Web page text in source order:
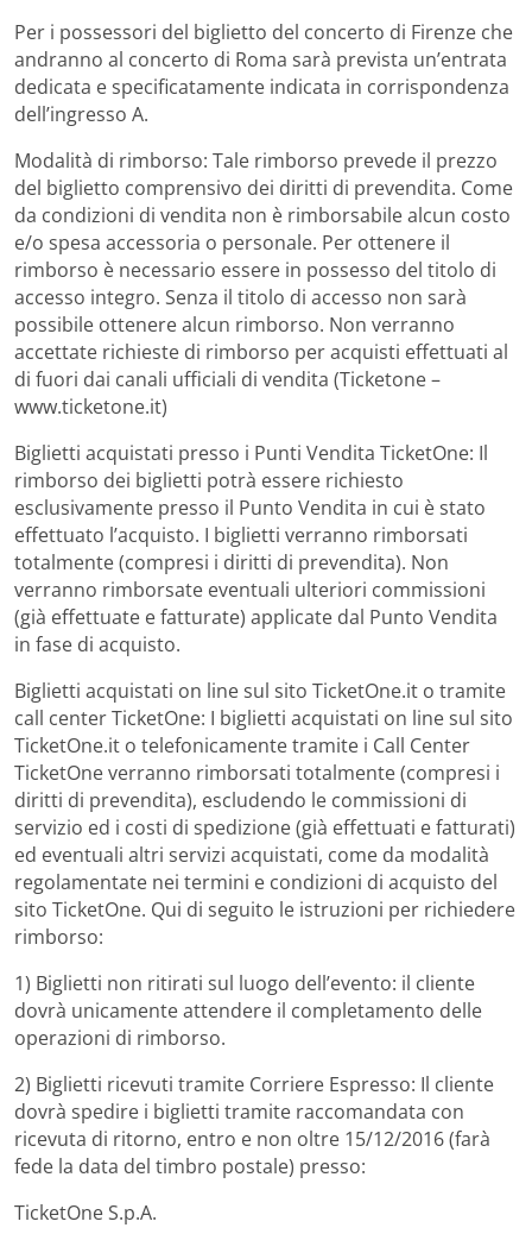
Per i possessori del biglietto del concerto di Firenze che
andranno al concerto di Roma sarà prevista un’entrata
dedicata e specificatamente indicata in corrispondenza
dell’ingresso A.
Modalità di rimborso: Tale rimborso prevede il prezzo
del biglietto comprensivo dei diritti di prevendita. Come
da condizioni di vendita non è rimborsabile alcun costo
e/o spesa accessoria o personale. Per ottenere il
rimborso è necessario essere in possesso del titolo di
accesso integro. Senza il titolo di accesso non sarà
possibile ottenere alcun rimborso. Non verranno
accettate richieste di rimborso per acquisti effettuati al
di fuori dai canali ufficiali di vendita (Ticketone –
www.ticketone.it)
Biglietti acquistati presso i Punti Vendita TicketOne: Il
rimborso dei biglietti potrà essere richiesto
esclusivamente presso il Punto Vendita in cui è stato
effettuato l’acquisto. I biglietti verranno rimborsati
totalmente (compresi i diritti di prevendita). Non
verranno rimborsate eventuali ulteriori commissioni
(già effettuate e fatturate) applicate dal Punto Vendita
in fase di acquisto.
Biglietti acquistati on line sul sito TicketOne.it o tramite
call center TicketOne: I biglietti acquistati on line sul sito
TicketOne.it o telefonicamente tramite i Call Center
TicketOne verranno rimborsati totalmente (compresi i
diritti di prevendita), escludendo le commissioni di
servizio ed i costi di spedizione (già effettuati e fatturati)
ed eventuali altri servizi acquistati, come da modalità
regolamentate nei termini e condizioni di acquisto del
sito TicketOne. Qui di seguito le istruzioni per richiedere
rimborso:
1) Biglietti non ritirati sul luogo dell’evento: il cliente
dovrà unicamente attendere il completamento delle
operazioni di rimborso.
2) Biglietti ricevuti tramite Corriere Espresso: Il cliente
dovrà spedire i biglietti tramite raccomandata con
ricevuta di ritorno, entro e non oltre 15/12/2016 (farà
fede la data del timbro postale) presso:
TicketOne S.p.A.